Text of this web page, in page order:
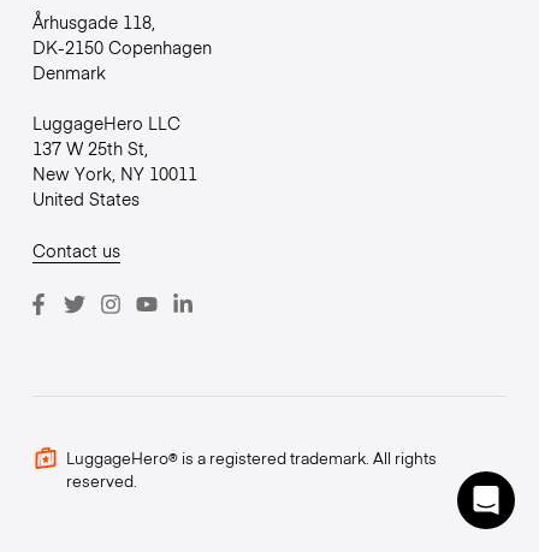
Århusgade 118,
DK-2150 Copenhagen
Denmark
LuggageHero LLC
137 W 25th St,
New York, NY 10011
United States
Contact us
LuggageHero® is a registered trademark. All rights
reserved.